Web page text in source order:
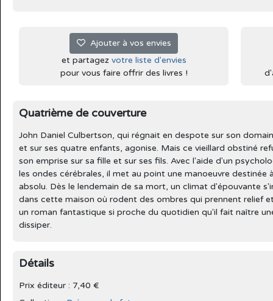
Ajouter à vos envies
et partagez votre liste d'envies
pour vous faire offrir des livres !
Quatrième de couverture
John Daniel Culbertson, qui régnait en despote sur son
et sur ses quatre enfants, agonise. Mais ce vieillard obstiné
son emprise sur sa fille et sur ses fils. Avec l'aide d'un
les ondes cérébrales, il met au point une manoeuvre
absolu. Dès le lendemain de sa mort, un climat d'épouvante
dans cette maison où rodent des ombres qui prennent relief
un roman fantastique si proche du quotidien qu'il fait naître
dissiper.
Détails
Prix éditeur : 7,40 €